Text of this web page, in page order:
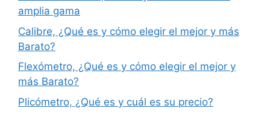
amplia gama
Calibre, ¿Qué es y cómo elegir el mejor y más
Barato?
Flexómetro, ¿Qué es y cómo elegir el mejor y
más Barato?
Plicómetro, ¿Qué es y cuál es su precio?